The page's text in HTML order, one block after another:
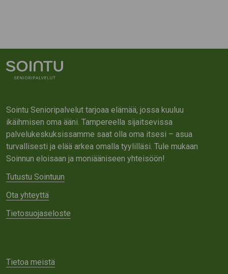
Sointu Senioripalvelut tarjoaa elämää, jossa kuuluu
ikäihmisen oma ääni. Tampereella sijaitsevissa
palvelukeskuksissamme saat olla oma itsesi – asua
turvallisesti ja elää arkea omalla tyylilläsi. Tule mukaan
Soinnun eloisaan ja moniääniseen yhteisöön!
Tutustu Sointuun
Ota yhteyttä
Tietosuojaseloste
Tietoa meistä